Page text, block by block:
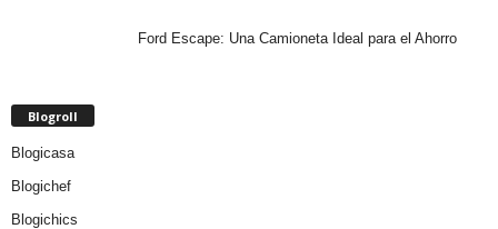
Ford Escape: Una Camioneta Ideal para el Ahorro
Blogroll
Blogicasa
Blogichef
Blogichics